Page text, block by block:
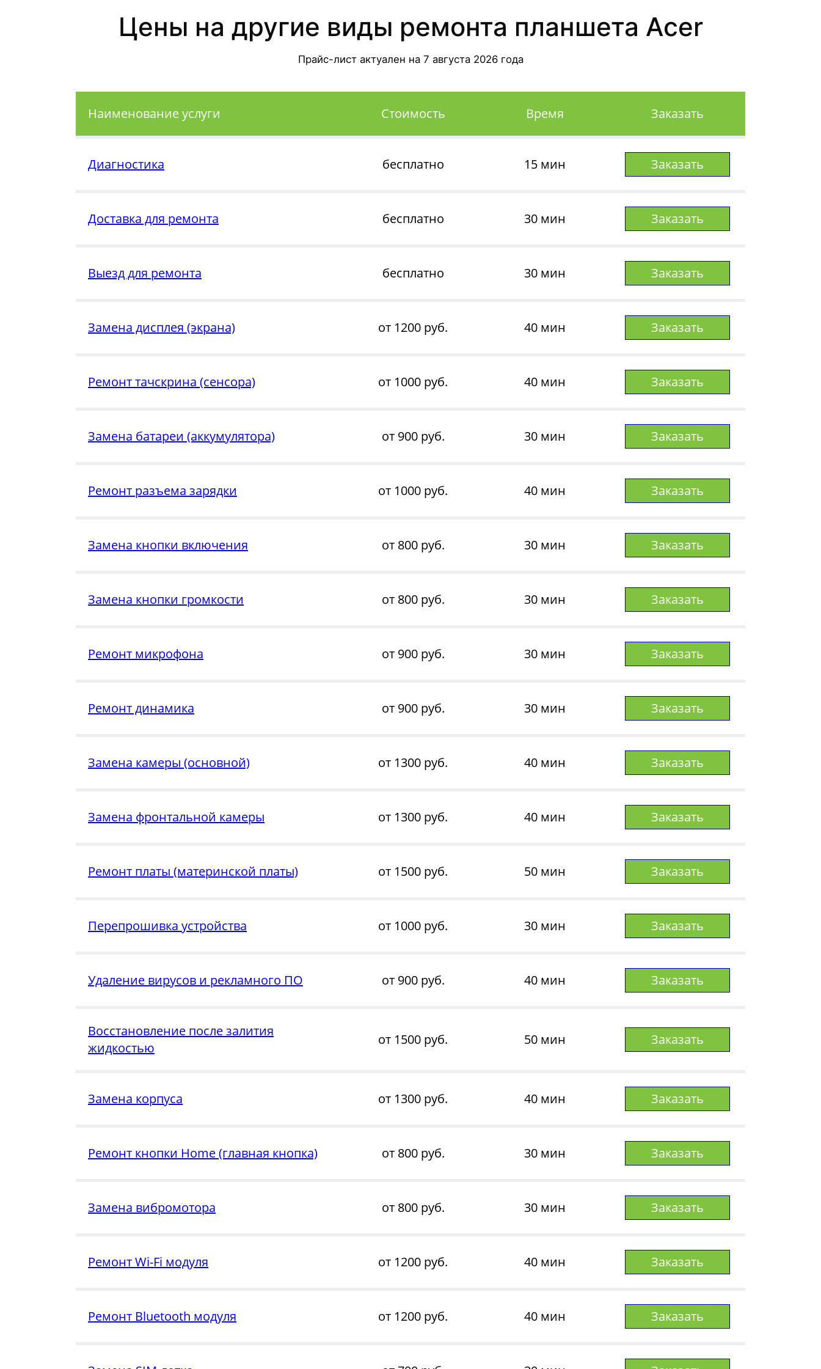
Цены на другие виды ремонта планшета Acer
Прайс-лист актуален на 7 августа 2026года
Наименование услуги Стоимость Время Заказать
Диагностика бесплатно 15 мин Заказать
Доставка для ремонта бесплатно 30 мин Заказать
Выезд для ремонта бесплатно 30 мин Заказать
Замена дисплея (экрана) от 1200 руб. 40 мин Заказать
Ремонт тачскрина (сенсора) от 1000 руб. 40 мин Заказать
Замена батареи (аккумулятора) от 900 руб. 30 мин Заказать
Ремонт разъема зарядки от 1000 руб. 40 мин Заказать
Замена кнопки включения от 800 руб. 30 мин Заказать
Замена кнопки громкости от 800 руб. 30 мин Заказать
Ремонт микрофона от 900 руб. 30 мин Заказать
Ремонт динамика от 900 руб. 30 мин Заказать
Замена камеры (основной) от 1300 руб. 40 мин Заказать
Замена фронтальной камеры от 1300 руб. 40 мин Заказать
Ремонт платы (материнской платы) от 1500 руб. 50 мин Заказать
Перепрошивка устройства от 1000 руб. 30 мин Заказать
Удаление вирусов и рекламного ПО от 900 руб. 40 мин Заказать
Восстановление после залития
жидкостью
от 1500 руб. 50 мин Заказать
Замена корпуса от 1300 руб. 40 мин Заказать
Ремонт кнопки Home (главная кнопка) от 800 руб. 30 мин Заказать
Замена вибромотора от 800 руб. 30 мин Заказать
Ремонт Wi-Fi модуля от 1200 руб. 40 мин Заказать
Ремонт Bluetooth модуля от 1200 руб. 40 мин Заказать